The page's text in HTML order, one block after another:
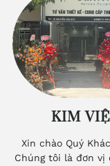
KIM
Xin chào Quý
Chúng tôi là đơn vị